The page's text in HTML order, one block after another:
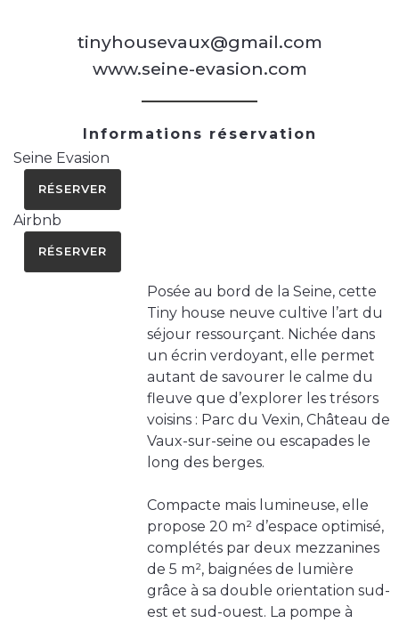
tinyhousevaux@gmail.com
www.seine-evasion.com
Informations réservation
Seine Evasion
RÉSERVER
Airbnb
RÉSERVER
Posée au bord de la Seine, cette
Tiny house neuve cultive l’art du
séjour ressourçant. Nichée dans
un écrin verdoyant, elle permet
autant de savourer le calme du
fleuve que d’explorer les trésors
voisins : Parc du Vexin, Château de
Vaux-sur-seine ou escapades le
long des berges.
Compacte mais lumineuse, elle
propose 20 m² d’espace optimisé,
complétés par deux mezzanines
de 5 m², baignées de lumière
grâce à sa double orientation sud-
est et sud-ouest. La pompe à